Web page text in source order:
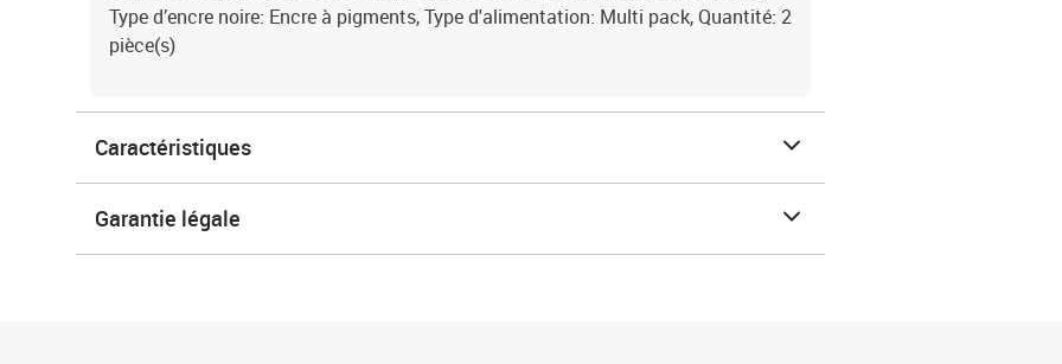
Type d’encre noire: Encre à pigments, Type d'alimentation: Multi pack, Quantité: 2
pièce(s)
Caractéristiques
Garantie légale